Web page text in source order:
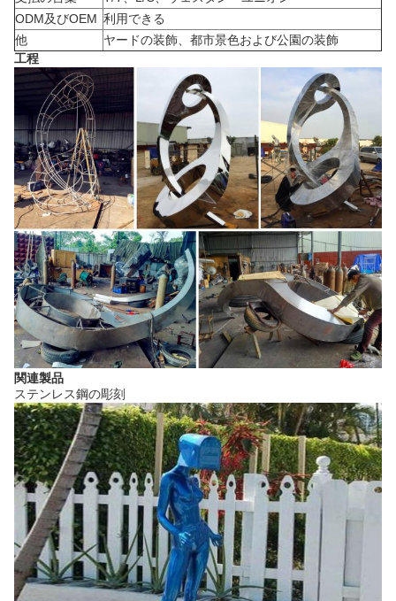
ODM及びOEM 利用できる
他
ヤードの装飾、都市景色および公園の装飾
工程
関連製品
ステンレス鋼の彫刻